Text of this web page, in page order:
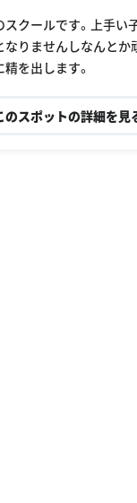
クールです。上手い
なりませんしなんとか
を出します。
のスポットの詳細を見